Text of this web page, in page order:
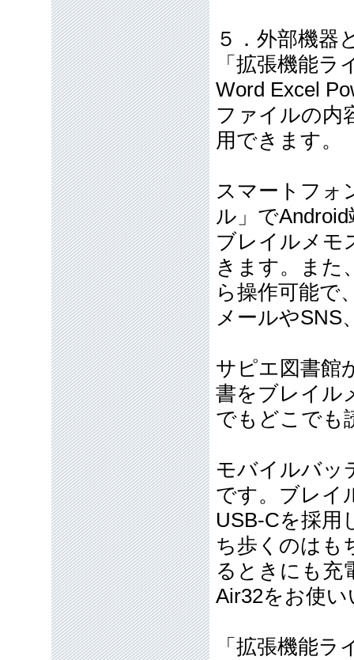
５．外部機器
「拡張機能
Word Excel
ファイルの内
用できます。
スマートフォ
ル」で
ブレイルメモ
きます。また
ら操作可能で
メールやSNS
サピエ図書館
書をブレイル
でもどこでも
モバイルバッ
です。ブレイ
USB-Cを採用
ち歩くのはも
るときにも充
Air32をお使
「拡張機能